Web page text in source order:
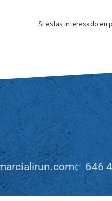
Si estas interesado en
646